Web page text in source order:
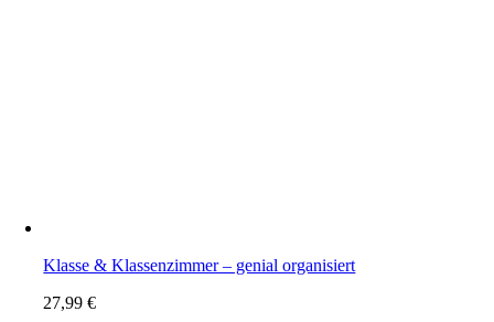
Klasse & Klassenzimmer – genial organisiert
27,99€